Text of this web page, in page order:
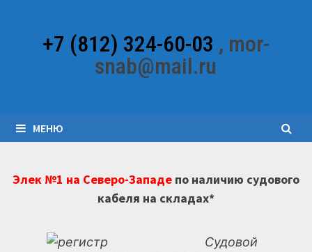
содержимому+7 (812) 324-60-03 , mor-
snab@mail.ru
МЕНЮ
Элек №1 на Северо-Западепо наличию судового
кабеля на складах*
Судовой